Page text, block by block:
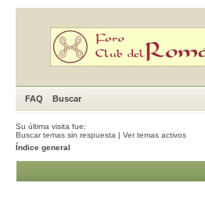
FAQ Buscar
Su última visita fue:
Buscar temas sin respuesta | Ver temas activos
Índice general